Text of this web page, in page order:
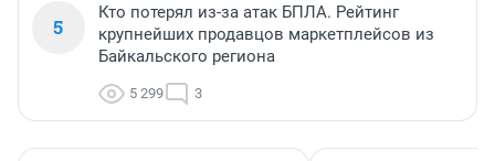
5
Кто потерял из-за атак БПЛА. Рейтинг
крупнейших продавцов маркетплейсов из
Байкальского региона
5 299 3